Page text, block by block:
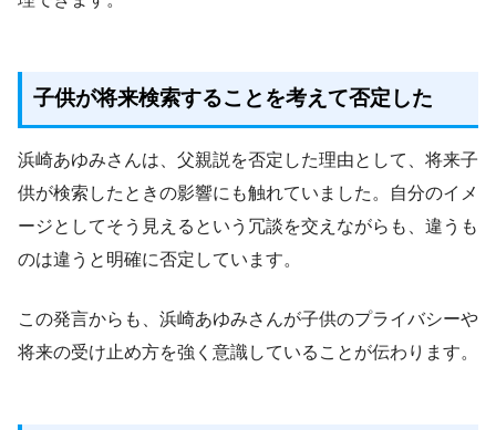
子供が将来検索することを考えて否定した
浜崎あゆみさんは、父親説を否定した理由として、将来子
供が検索したときの影響にも触れていました。自分のイメ
ージとしてそう見えるという冗談を交えながらも、違うも
のは違うと明確に否定しています。
この発言からも、浜崎あゆみさんが子供のプライバシーや
将来の受け止め方を強く意識していることが伝わります。